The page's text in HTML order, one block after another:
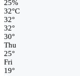
25%
32°C
32°
32°
30°
Thu
25°
Fri
19°